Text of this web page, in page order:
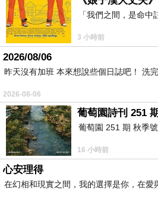
「我們之間，是命
3 小時前
2026/08/06
昨天沒有加班 本來想說些個日誌吧！ 洗
2026-08-06
葡萄園詩刊 251
葡萄園 251 期 秋季
16 小時前
心安理得
在幻相和現實之間，我的選擇是你，在